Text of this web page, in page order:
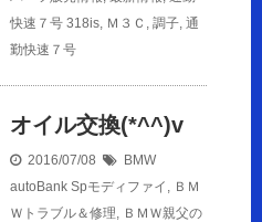
快速７号 318is, Ｍ３Ｃ , 調子, 通
勤快速７号
オイル交換(*^^)v
2016/07/08
BMW
autoBank Spモディファイ , ＢＭ
Ｗトラブル＆修理, ＢＭＷ親父の